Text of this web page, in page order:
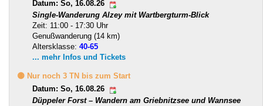
Datum: So, 16.08.26
Single-Wanderung Alzey mit Wartbergturm-Blick
Zeit: 11:00 - 17:30 Uhr
Genußwanderung (14 km)
Altersklasse: 40-65
... mehr Infos und Tickets
🟡 Nur noch 3 TN bis zum Start
Datum: So, 16.08.26
Düppeler Forst – Wandern am Griebnitzsee und Wannsee